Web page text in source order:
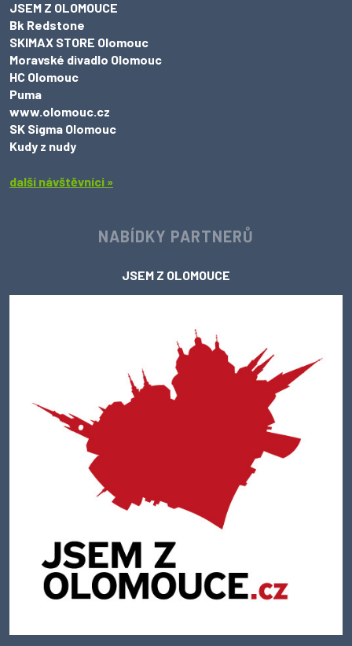
JSEM Z OLOMOUCE
Bk Redstone
SKIMAX STORE Olomouc
Moravské divadlo Olomouc
HC Olomouc
Puma
www.olomouc.cz
SK Sigma Olomouc
Kudy z nudy
další návštěvníci »
NABÍDKY PARTNERŮ
JSEM Z OLOMOUCE